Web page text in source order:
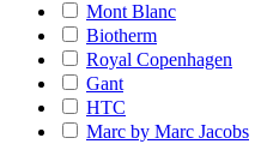
Mont Blanc
Biotherm
Royal Copenhagen
Gant
HTC
Marc by Marc Jacobs